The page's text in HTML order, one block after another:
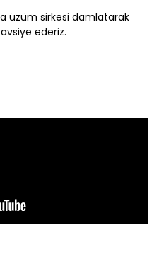
üzüm sirkesi damlatarak
ederiz.